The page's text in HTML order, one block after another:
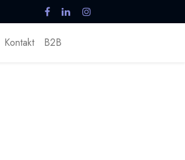
Kontakt B2B